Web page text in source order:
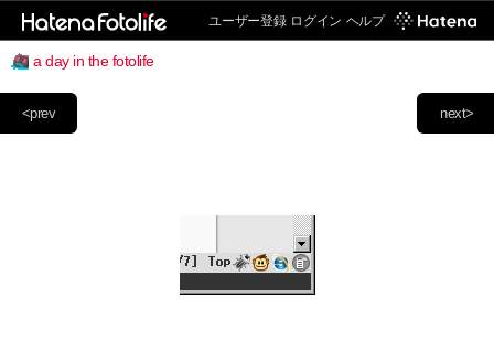
ユーザー登録 ログイン ヘルプ
a day in the fotolife
next>
<prev